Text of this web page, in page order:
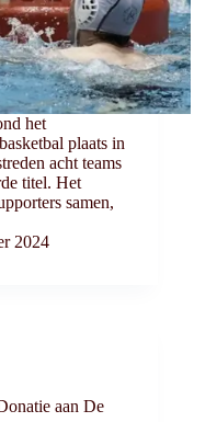
het
plaats in
acht teams
titel. Het
samen,
2024
aan De